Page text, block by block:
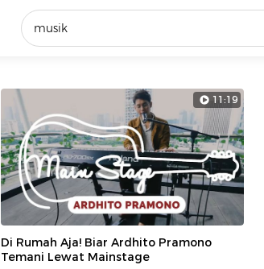
Promoted
Terakhir yang dicari
Loading...
11:19
Di Rumah Aja! Biar Ardhito Pramono
Temani Lewat Mainstage